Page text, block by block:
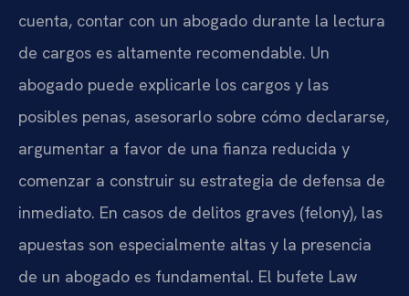
cuenta, contar con un abogado durante la lectura
de cargos es altamente recomendable. Un
abogado puede explicarle los cargos y las
posibles penas, asesorarlo sobre cómo declararse,
argumentar a favor de una fianza reducida y
comenzar a construir su estrategia de defensa de
inmediato. En casos de delitos graves (felony), las
apuestas son especialmente altas y la presencia
de un abogado es fundamental. El bufete Law